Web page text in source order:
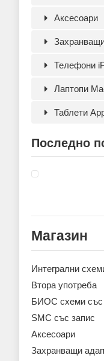
Аксесoари
Телефони
Лаптопи
Таблети
Последно
Магазин
Интегрални
Втора употреба
БИОС схеми със
SMC със запис
Аксесoари
Захранващи